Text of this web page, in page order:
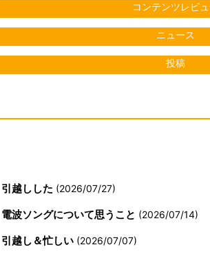
コンテンツレビ
ニュース
投稿
引越しした (2026/07/27)
電波ソングについて思うこと (2026/07/14)
引越し＆忙しい (2026/07/07)